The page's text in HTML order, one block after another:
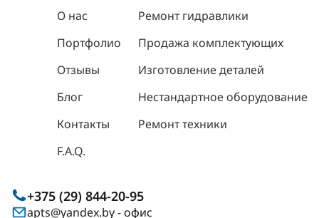
О нас
Портфолио
Отзывы
Блог
Контакты
F.A.Q.
Ремонт гидравлики
Продажа комплектующих
Изготовление деталей
Нестандартное оборудование
Ремонт техники
+375 (29) 844-20-95
apts@yandex.by- офис